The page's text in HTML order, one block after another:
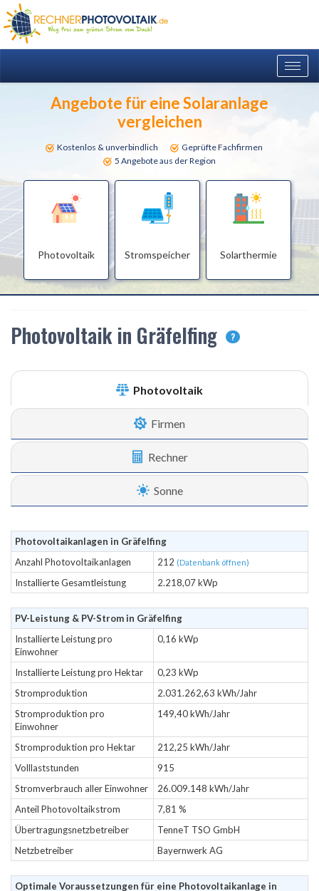
Angebote für eine Solaranlage
vergleichen
Kostenlos & unverbindlich
Geprüfte Fachfirmen
5 Angebote aus der Region
Photovoltaik Stromspeicher Solarthermie
Photovoltaik in Gräfelfing ?
Photovoltaik
Firmen
Rechner
Sonne
Photovoltaikanlagen in Gräfelfing
Anzahl Photovoltaikanlagen
212 (Datenbank öffnen)
Installierte Gesamtleistung 2.218,07 kWp
PV-Leistung & PV-Strom in Gräfelfing
Installierte Leistung pro
Einwohner
0,16 kWp
Installierte Leistung pro Hektar
0,23 kWp
Stromproduktion
2.031.262,63 kWh/Jahr
Stromproduktion pro
Einwohner
149,40 kWh/Jahr
Stromproduktion pro Hektar
212,25 kWh/Jahr
Volllaststunden
915
Stromverbrauch aller Einwohner
26.009.148 kWh/Jahr
Anteil Photovoltaikstrom
7,81 %
Übertragungsnetzbetreiber
TenneT TSO GmbH
Netzbetreiber
Bayernwerk AG
Optimale Voraussetzungen für eine Photovoltaikanlage in